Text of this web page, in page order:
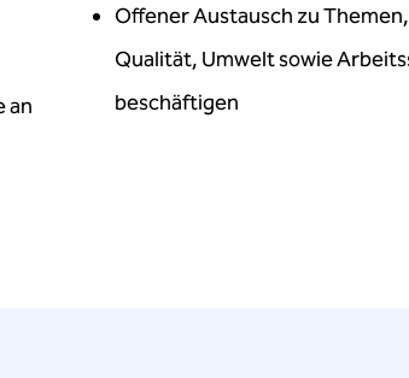
an
Offener Austausch zu
Qualität, Umwelt sowie
beschäftigen